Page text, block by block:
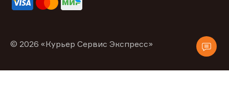
© 2026 «Курьер Сервис Экспресс»